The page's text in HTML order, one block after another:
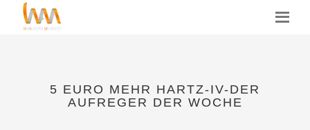
MENU
5 EURO MEHR HARTZ-IV-DER
AUFREGER DER WOCHE